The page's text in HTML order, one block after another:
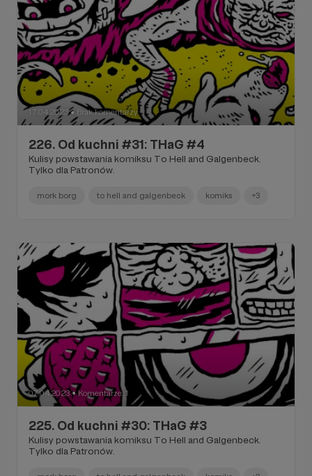
17.04.2023 ● Brak komentarzy
226. Od kuchni #31: THaG #4
Kulisy powstawania komiksu To Hell and Galgenbeck.
Tylko dla Patronów.
mork borg to hell and galgenbeck komiks +3
07.04.2023 ● Komentarze: 1
225. Od kuchni #30: THaG #3
Kulisy powstawania komiksu To Hell and Galgenbeck.
Tylko dla Patronów.